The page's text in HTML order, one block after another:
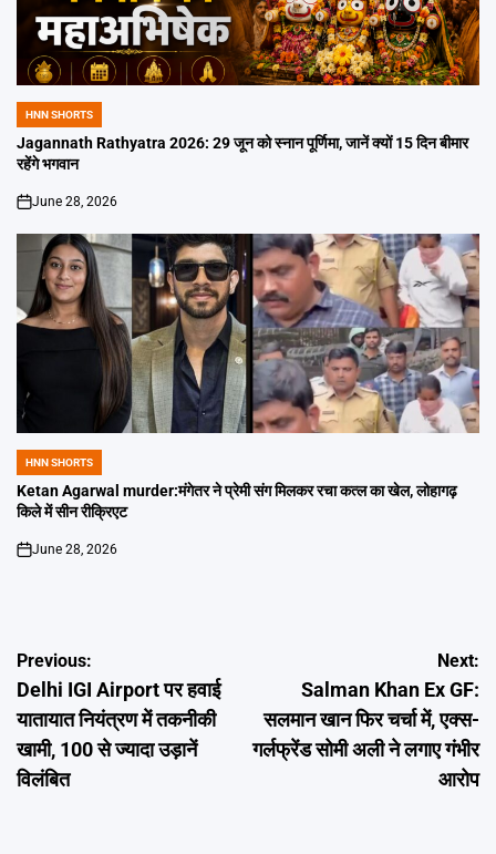
POSTED
IN
HNN SHORTS
Jagannath Rathyatra 2026: 29 जून को स्नान पूर्णिमा, जानें क्यों 15 दिन बीमार
रहेंगे भगवान
on
June 28, 2026
POSTED
IN
HNN SHORTS
Ketan Agarwal murder:मंगेतर ने प्रेमी संग मिलकर रचा कत्ल का खेल, लोहागढ़
किले में सीन रीक्रिएट
on
June 28, 2026
Post
navigation
Previous:
Delhi IGI Airport पर हवाई
यातायात नियंत्रण में तकनीकी
खामी, 100 से ज्यादा उड़ानें
विलंबित
Next:
Salman Khan Ex GF:
सलमान खान फिर चर्चा में, एक्स-
गर्लफ्रेंड सोमी अली ने लगाए गंभीर
आरोप